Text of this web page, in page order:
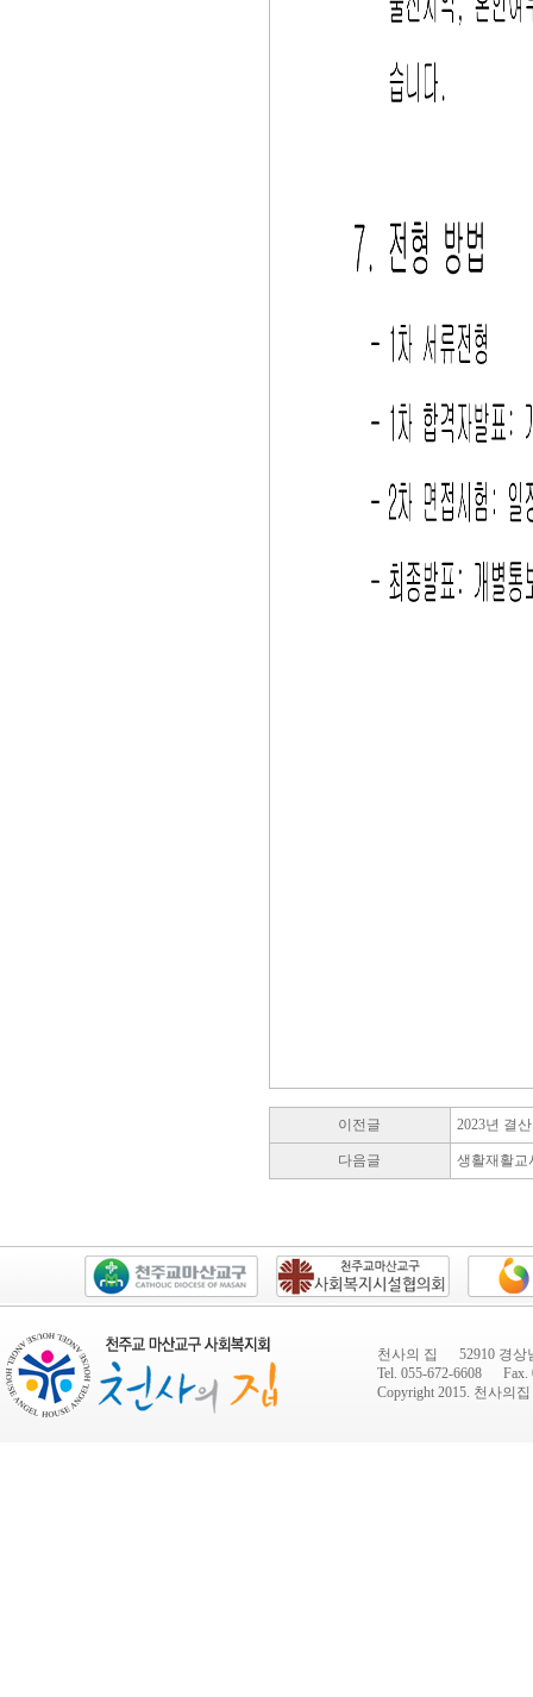
이전글 2023년 결
다음글 생활재활교
천사의 집 52910 경상
Tel. 055-672-6608 Fax.
Copyright 2015. 천사의집